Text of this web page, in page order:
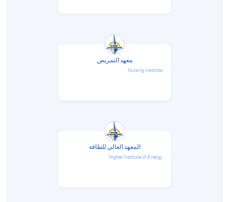
معهد التمريض
Nursing Institute
المعهد العالي للطاقة
Higher Institute of Energy